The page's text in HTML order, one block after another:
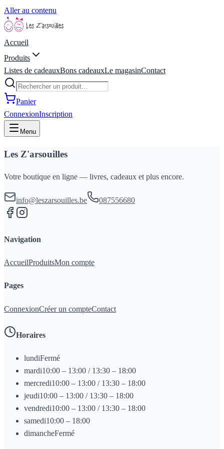
Aller au contenu
Accueil
Produits
Listes de cadeauxBons cadeauxLe magasinContact
Panier
ConnexionInscription
Menu
Les Z'arsouilles
Votre boutique en ligne — livres, cadeaux et plus encore.
info@leszarsouilles.be 087556680
Navigation
AccueilProduitsMon compte
Pages
ConnexionCréer un compteContact
Horaires
lundiFermé
mardi10:00 – 13:00 / 13:30 – 18:00
mercredi10:00 – 13:00 / 13:30 – 18:00
jeudi10:00 – 13:00 / 13:30 – 18:00
vendredi10:00 – 13:00 / 13:30 – 18:00
samedi10:00 – 18:00
dimancheFermé